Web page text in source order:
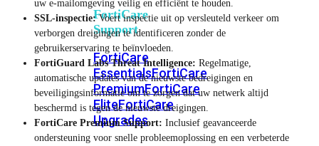
FortiCare
Support
FortiCare
EssentialsFortiCare
PremiumFortiCare
EliteFortiCare
Upgrades
uw e-mailomgeving veilig en efficiënt te houden.
SSL-inspectie:Voert inspectie uit op versleuteld verkeer om
verborgen dreigingen te identificeren zonder de
gebruikerservaring te beïnvloeden.
FortiGuard Labs Threat Intelligence: Regelmatige,
automatische updates van de nieuwste bedreigingen en
beveiligingsinformatie om te zorgen dat uw netwerk altijd
beschermd is tegen de nieuwste dreigingen.
FortiCare Premium Support: Inclusief geavanceerde
ondersteuning voor snelle probleemoplossing en een verbeterde